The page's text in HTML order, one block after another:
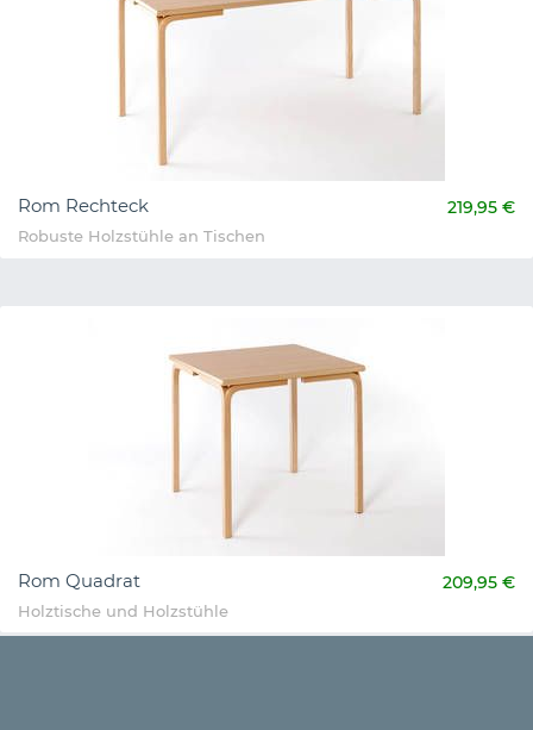
Rom Rechteck 219,95 €
Robuste Holzstühle an Tischen
Rom Quadrat 209,95 €
Holztische und Holzstühle